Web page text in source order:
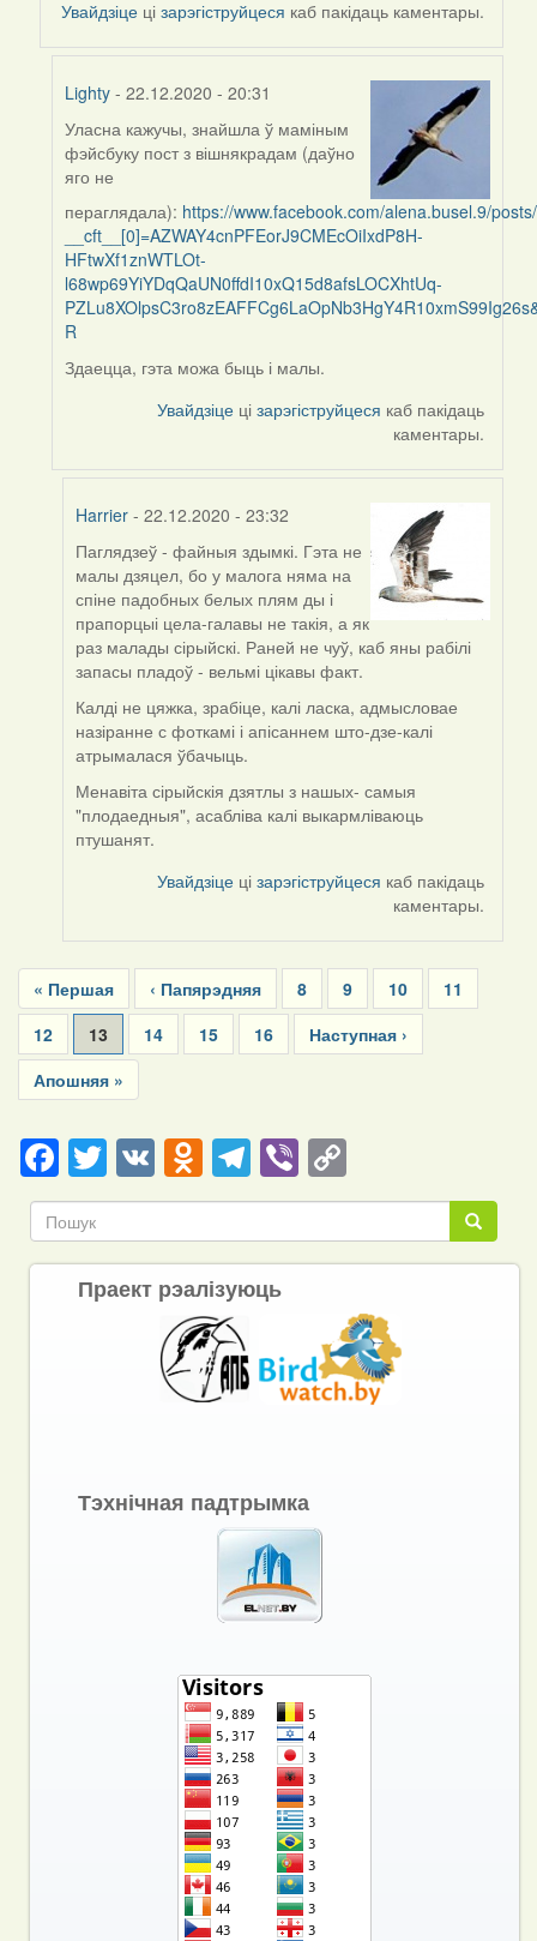
Увайдзіце цізарэгіструйцеся каб пакідаць каментары.
Lighty- 22.12.2020 - 20:31
In
reply
to
by
Harrier
Уласна кажучы, знайшла ў маміным
фэйсбуку пост з вішнякрадам (даўно
яго не
пераглядала): https://www.facebook.com/alena.busel.9/
__cft__[0]=AZWAY4cnPFEorJ9CMEcOiIxdP8H-
HFtwXf1znWTLOt-
l68wp69YiYDqQaUN0ffdI10xQ15d8afsLOCXhtUq-
R
Здаецца, гэта можа быць і малы.
Увайдзіце цізарэгіструйцеся каб пакідаць
каментары.
Harrier - 22.12.2020 - 23:32
In
reply
to
by
Lighty
Паглядзеў - файныя здымкі. Гэта не
малы дзяцел, бо у малога няма на
спіне падобных белых плям ды і
прапорцыі цела-галавы не такія, а як
раз малады сірыйскі. Раней не чуў, каб яны рабілі
запасы пладоў - вельмі цікавы факт.
Калді не цяжка, зрабіце, калі ласка, адмысловае
назіранне с фоткамі і апісаннем што-дзе-калі
атрымалася ўбачыць.
Менавіта сірыйскія дзятлы з нашых- самыя
"плодаедныя", асабліва калі выкармліваюць
птушанят.
Увайдзіце цізарэгіструйцеся каб пакідаць
каментары.
Pagination
First
page
« Першая
Previous
page
‹ Папярэдняя Page
8 Page
9 Page
10 Page
11
Page
12
Current
page
13 Page
14 Page
15 Page
16
Next
page
Наступная ›
Last
page
Апошняя »
Facebook
Twitter
VKOdnoklassniki
Telegram
ViberCopy
Link Пошук
Пошук
Праект рэалізуюць
Тэхнічная падтрымка